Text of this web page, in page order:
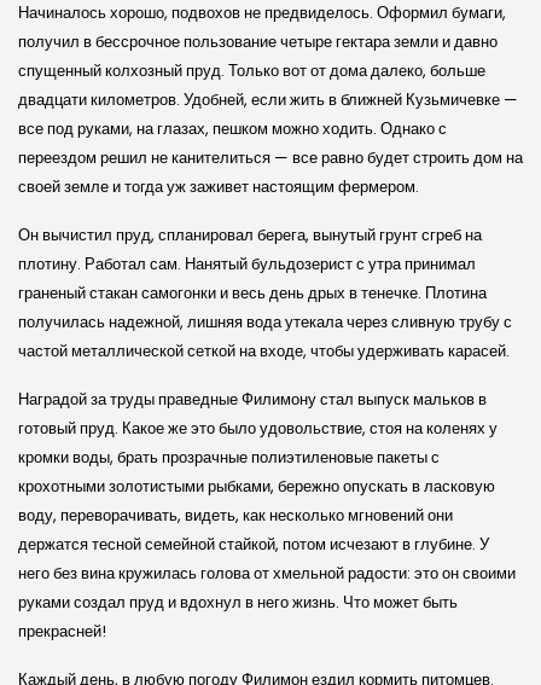
Начиналось хорошо, подвохов не предвиделось. Оформил бумаги,
получил в бессрочное пользование четыре гектара земли и давно
спущенный колхозный пруд. Только вот от дома далеко, больше
двадцати километров. Удобней, если жить в ближней Кузьмичевке —
все под руками, на глазах, пешком можно ходить. Однако с
переездом решил не канителиться — все равно будет строить дом на
своей земле и тогда уж заживет настоящим фермером.
Он вычистил пруд, спланировал берега, вынутый грунт сгреб на
плотину. Работал сам. Нанятый бульдозерист с утра принимал
граненый стакан самогонки и весь день дрых в тенечке. Плотина
получилась надежной, лишняя вода утекала через сливную трубу с
частой металлической сеткой на входе, чтобы удерживать карасей.
Наградой за труды праведные Филимону стал выпуск мальков в
готовый пруд. Какое же это было удовольствие, стоя на коленях у
кромки воды, брать прозрачные полиэтиленовые пакеты с
крохотными золотистыми рыбками, бережно опускать в ласковую
воду, переворачивать, видеть, как несколько мгновений они
держатся тесной семейной стайкой, потом исчезают в глубине. У
него без вина кружилась голова от хмельной радости: это он своими
руками создал пруд и вдохнул в него жизнь. Что может быть
прекрасней!
Каждый день, в любую погоду Филимон ездил кормить питомцев.